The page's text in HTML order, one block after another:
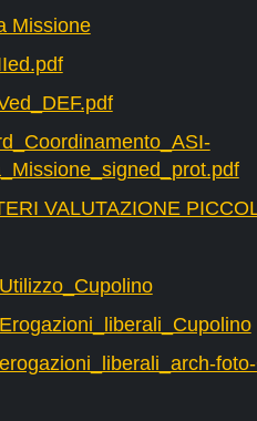
Missione
VALUTAZIONE